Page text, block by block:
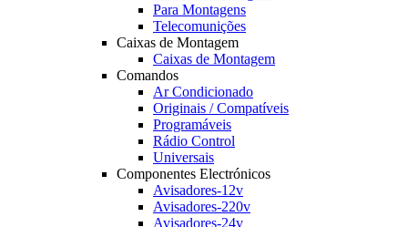
Para Montagens
Telecomunições
Caixas de Montagem
Caixas de Montagem
Comandos
Ar Condicionado
Originais / Compatíveis
Programáveis
Rádio Control
Universais
Componentes Electrónicos
Avisadores-12v
Avisadores-220v
Avisadores-24v